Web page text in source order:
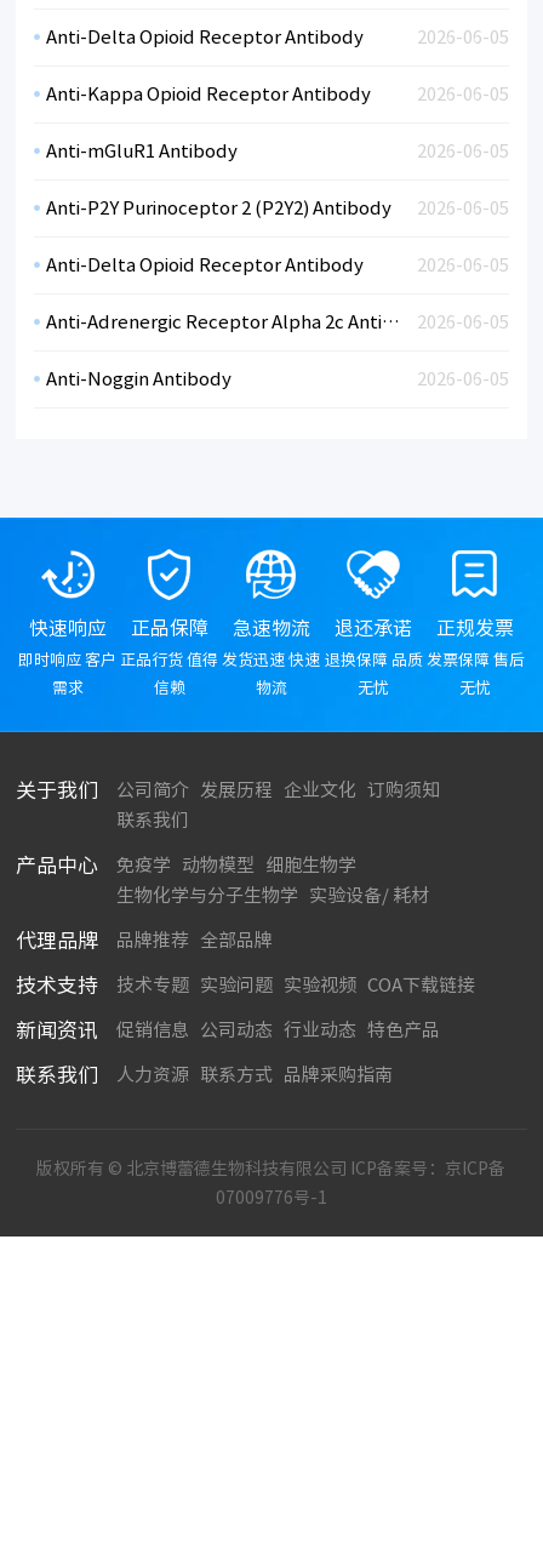
2026-06-05
Anti-Delta Opioid Receptor Antibody
2026-06-05
Anti-Kappa Opioid Receptor Antibody
2026-06-05
Anti-mGluR1 Antibody
2026-06-05
Anti-P2Y Purinoceptor 2 (P2Y2) Antibody
2026-06-05
Anti-Delta Opioid Receptor Antibody
2026-06-05
Anti-Adrenergic Receptor Alpha 2c Antibody
2026-06-05
Anti-Noggin Antibody
快速响应
即时响应 客户
需求
正品保障
正品行货 值得
信赖
急速物流
发货迅速 快速
物流
退还承诺
退换保障 品质
无忧
正规发票
发票保障 售后
无忧
关于我们 公司简介 发展历程 企业文化
订购须知
联系我们
产品中心 免疫学 动物模型
细胞生物学
生物化学与分子生物学
实验设备/ 耗材
代理品牌 品牌推荐 全部品牌
技术支持 技术专题 实验问题 实验视频 COA下载链接
新闻资讯 促销信息 公司动态 行业动态 特色产品
联系我们 人力资源 联系方式 品牌采购指南
版权所有 © 北京博蕾德生物科技有限公司 ICP备案号： 京ICP备
07009776号-1